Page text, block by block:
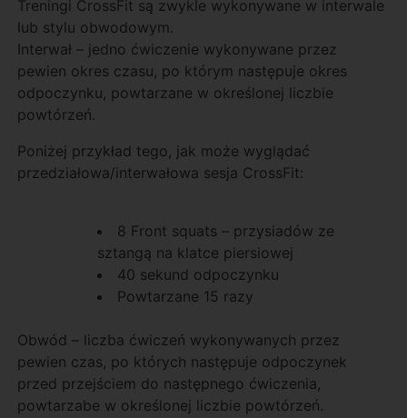
Treningi CrossFit są zwykle wykonywane w interwale
lub stylu obwodowym.
Interwał – jedno ćwiczenie wykonywane przez
pewien okres czasu, po którym następuje okres
odpoczynku, powtarzane w określonej liczbie
powtórzeń.
Poniżej przykład tego, jak może wyglądać
przedziałowa/interwałowa sesja CrossFit:
8 Front squats – przysiadów ze
sztangą na klatce piersiowej
40 sekund odpoczynku
Powtarzane 15 razy
Obwód – liczba ćwiczeń wykonywanych przez
pewien czas, po których następuje odpoczynek
przed przejściem do następnego ćwiczenia,
powtarzabe w określonej liczbie powtórzeń.